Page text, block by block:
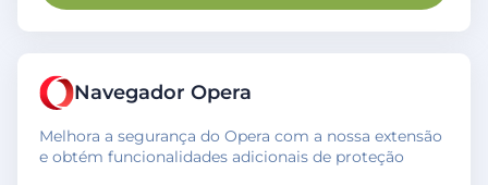
Navegador Opera
Melhora a segurança do Opera com a nossa extensão
e obtém funcionalidades adicionais de proteção